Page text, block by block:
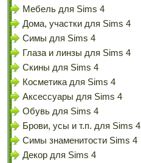
Мебель для Sims 4
Дома, участки для Sims 4
Симы для Sims 4
Глаза и линзы для Sims 4
Скины для Sims 4
Косметика для Sims 4
Аксессуары для Sims 4
Обувь для Sims 4
Брови, усы и т.п. для Sims 4
Симы знаменитости Sims 4
Декор для Sims 4